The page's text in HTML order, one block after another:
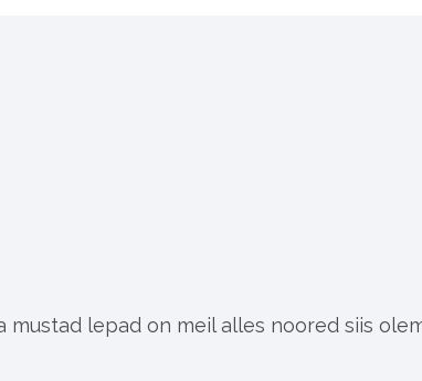
mustad lepad on meil alles noored siis